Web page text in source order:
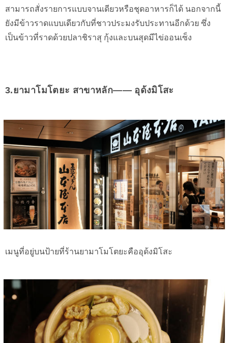
สามารถสั่งรายการแบบจานเดียวหรือชุดอาหารก็ได้ นอกจากนี้
ยังมีข้าวราดแบบเดียวกับที่ชาวประมงรับประทานอีกด้วย ซึ่ง
เป็นข้าวที่ราดด้วยปลาชิราสุ กุ้งและบนสุดมีไข่ออนเซ็ง
3.ยามาโมโตยะ สาขาหลัก—— อุด้งมิโสะ
เมนูที่อยู่บนป้ายที่ร้านยามาโมโตยะคืออุด้งมิโสะ